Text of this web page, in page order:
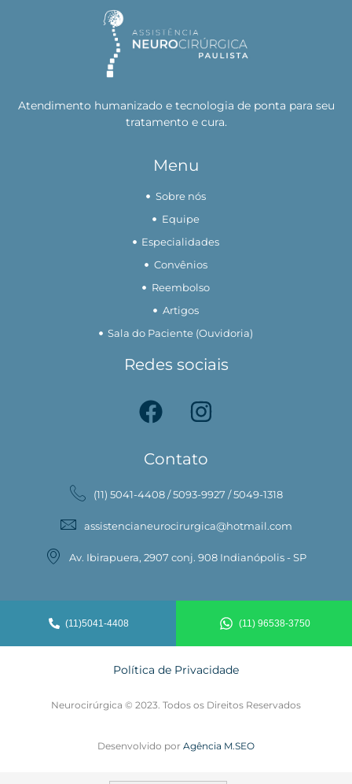
Atendimento humanizado e tecnologia de ponta para seu
tratamento e cura.
Menu
Sobre nós
Equipe
Especialidades
Convênios
Reembolso
Artigos
Sala do Paciente (Ouvidoria)
Redes sociais
Contato
(11) 5041-4408 / 5093-9927 / 5049-1318
assistencianeurocirurgica@hotmail.com
Av. Ibirapuera, 2907 conj. 908 Indianópolis - SP
(11)5041-4408 (11) 96538-3750
Política de Privacidade
Neurocirúrgica © 2023. Todos os Direitos Reservados
Desenvolvido por Agência M.SEO